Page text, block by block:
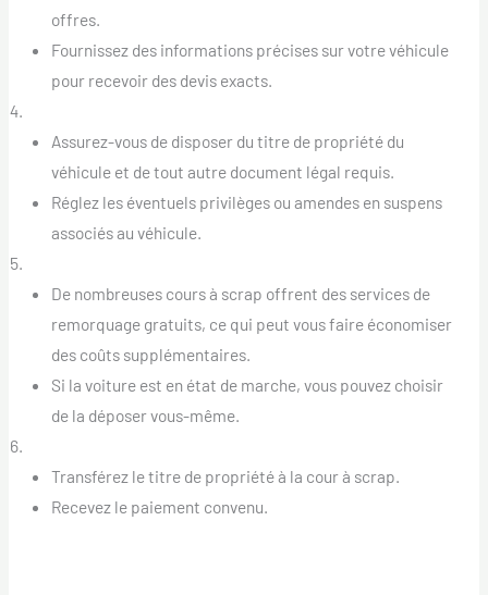
offres.
Fournissez des informations précises sur votre véhicule
pour recevoir des devis exacts.
Assurez-vous de disposer du titre de propriété du
véhicule et de tout autre document légal requis.
Réglez les éventuels privilèges ou amendes en suspens
associés au véhicule.
De nombreuses cours à scrap offrent des services de
remorquage gratuits, ce qui peut vous faire économiser
des coûts supplémentaires.
Si la voiture est en état de marche, vous pouvez choisir
de la déposer vous-même.
Transférez le titre de propriété à la cour à scrap.
Recevez le paiement convenu.